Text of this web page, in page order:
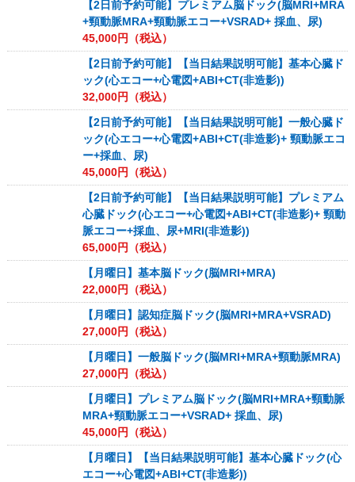
【2日前予約可能】プレミアム脳ドック(脳MRI+MRA
+頸動脈MRA+頸動脈エコー+VSRAD+ 採血、尿)
45,000円（税込）
【2日前予約可能】【当日結果説明可能】基本心臓ド
ック(心エコー+心電図+ABI+CT(非造影))
32,000円（税込）
【2日前予約可能】【当日結果説明可能】一般心臓ド
ック(心エコー+心電図+ABI+CT(非造影)+ 頸動脈エコ
ー+採血、尿)
45,000円（税込）
【2日前予約可能】【当日結果説明可能】プレミアム
心臓ドック(心エコー+心電図+ABI+CT(非造影)+ 頸動
脈エコー+採血、尿+MRI(非造影))
65,000円（税込）
【月曜日】基本脳ドック(脳MRI+MRA)
22,000円（税込）
【月曜日】認知症脳ドック(脳MRI+MRA+VSRAD)
27,000円（税込）
【月曜日】一般脳ドック(脳MRI+MRA+頸動脈MRA)
27,000円（税込）
【月曜日】プレミアム脳ドック(脳MRI+MRA+頸動脈
MRA+頸動脈エコー+VSRAD+ 採血、尿)
45,000円（税込）
【月曜日】【当日結果説明可能】基本心臓ドック(心
エコー+心電図+ABI+CT(非造影))